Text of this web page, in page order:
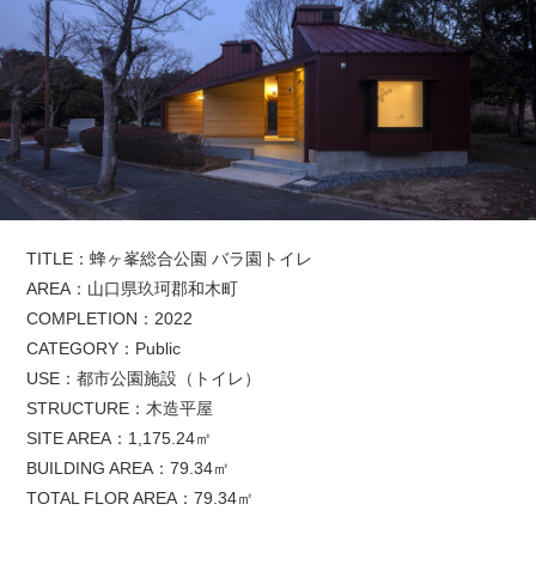
TITLE：蜂ヶ峯総合公園 バラ園トイレ
AREA：山口県玖珂郡和木町
COMPLETION：2022
CATEGORY：Public
USE：都市公園施設（トイレ）
STRUCTURE：木造平屋
SITE AREA：1,175.24㎡
BUILDING AREA：79.34㎡
TOTAL FLOR AREA：79.34㎡